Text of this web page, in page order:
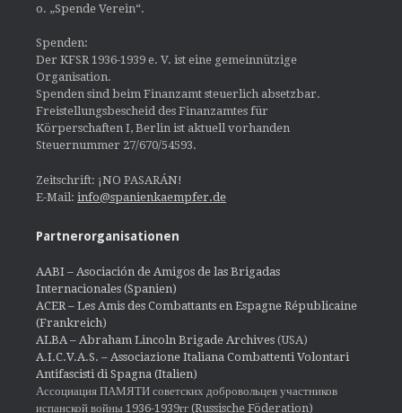
o. „Spende Verein“.
Spenden:
Der KFSR 1936-1939 e. V. ist eine gemeinnützige
Organisation.
Spenden sind beim Finanzamt steuerlich absetzbar.
Freistellungsbescheid des Finanzamtes für
Körperschaften I, Berlin ist aktuell vorhanden
Steuernummer 27/670/54593.
Zeitschrift: ¡NO PASARÁN!
E-Mail: info@spanienkaempfer.de
Partnerorganisationen
AABI – Asociación de Amigos de las Brigadas
Internacionales (Spanien)
ACER – Les Amis des Combattants en Espagne Républicaine
(Frankreich)
ALBA – Abraham Lincoln Brigade Archives (USA)
A.I.C.V.A.S. – Associazione Italiana Combattenti Volontari
Antifascisti di Spagna (Italien)
Ассоциация ПАМЯТИ советских добровольцев участников
испанской войны 1936-1939гг (Russische Föderation)